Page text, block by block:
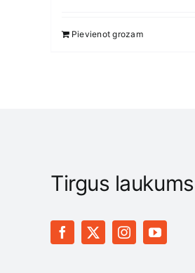
90,85 €.
Pievienot grozam
Tirgus